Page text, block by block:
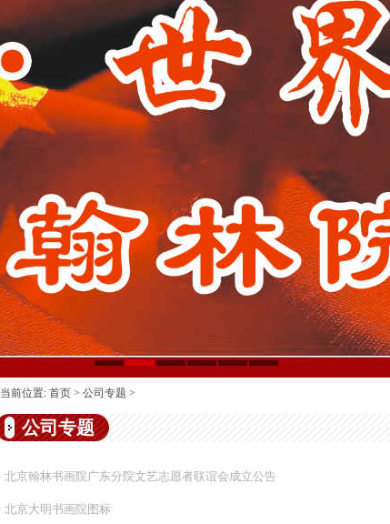
当前位置: 首页 > 公司专题 >
公司专题
北京翰林书画院广东分院文艺志愿者联谊会成立公告
北京大明书画院图标